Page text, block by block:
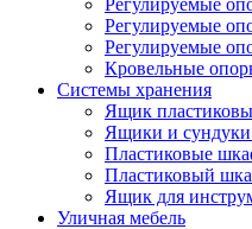
Регулируемые
Регулируемые
Регулируемые
Кровельные
Системы хранения
Ящик
Ящики и
Пластиковые
Пластиковый
Ящик для
Уличная мебель